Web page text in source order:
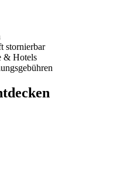
stornierbar
& Hotels